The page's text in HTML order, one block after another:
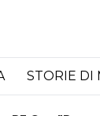
STORIE DI